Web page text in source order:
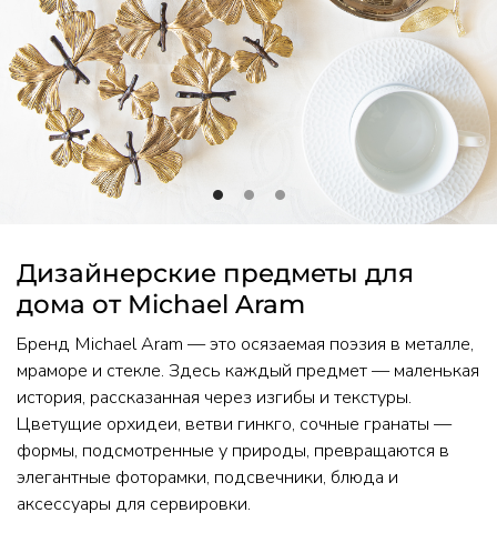
Дизайнерские предметы для
дома от Michael Aram
• • •
Бренд Michael Aram — это осязаемая поэзия в металле,
мраморе и стекле. Здесь каждый предмет — маленькая
история, рассказанная через изгибы и текстуры.
Цветущие орхидеи, ветви гинкго, сочные гранаты —
формы, подсмотренные у природы, превращаются в
элегантные фоторамки, подсвечники, блюда и
аксессуары для сервировки.